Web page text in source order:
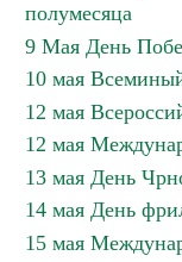
полумесяца
9 Мая День
10 мая
12 мая
12 мая
13 мая День
14 мая День
15 мая